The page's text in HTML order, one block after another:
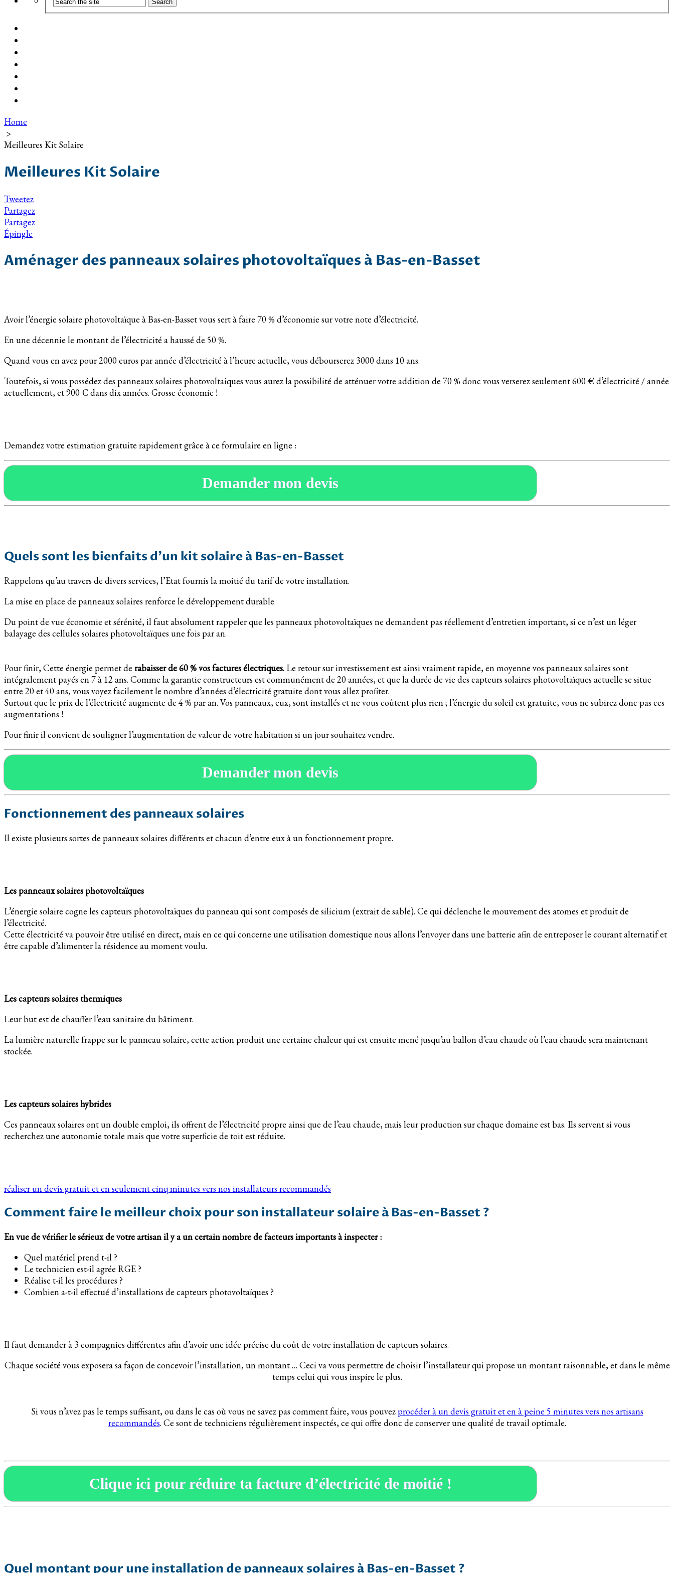
Home
>
Meilleures Kit Solaire
Meilleures Kit Solaire
Tweetez
Partagez
Partagez
Épingle
Aménager des panneaux solaires photovoltaïques à Bas-en-Basset
Avoir l’énergie solaire photovoltaïque à Bas-en-Basset vous sert à faire 70 % d’économie sur votre note d’électricité.
En une décennie le montant de l’électricité a haussé de 50 %.
Quand vous en avez pour 2000 euros par année d’électricité à l’heure actuelle, vous débourserez 3000 dans 10 ans.
Toutefois, si vous possédez des panneaux solaires photovoltaiques vous aurez la possibilité de atténuer votre addition de 70 % donc vous verserez seulement 600 € d’électricité / année
actuellement, et 900 € dans dix années. Grosse économie !
Demandez votre estimation gratuite rapidement grâce à ce formulaire en ligne :
Demander mon devis
Quels sont les bienfaits d’un kit solaire à Bas-en-Basset
Rappelons qu’au travers de divers services, l’Etat fournis la moitié du tarif de votre installation.
La mise en place de panneaux solaires renforce le développement durable
Du point de vue économie et sérénité, il faut absolument rappeler que les panneaux photovoltaïques ne demandent pas réellement d’entretien important, si ce n’est un léger
balayage des cellules solaires photovoltaïques une fois par an.
Pour finir, Cette énergie permet de rabaisser de 60 % vos factures électriques. Le retour sur investissement est ainsi vraiment rapide, en moyenne vos panneaux solaires sont
intégralement payés en 7 à 12 ans. Comme la garantie constructeurs est communément de 20 années, et que la durée de vie des capteurs solaires photovoltaïques actuelle se situe
entre 20 et 40 ans, vous voyez facilement le nombre d’années d’électricité gratuite dont vous allez profiter.
Surtout que le prix de l’électricité augmente de 4 % par an. Vos panneaux, eux, sont installés et ne vous coûtent plus rien ; l’énergie du soleil est gratuite, vous ne subirez donc pas ces
augmentations !
Pour finir il convient de souligner l’augmentation de valeur de votre habitation si un jour souhaitez vendre.
Demander mon devis
Fonctionnement des panneaux solaires
Il existe plusieurs sortes de panneaux solaires différents et chacun d’entre eux à un fonctionnement propre.
Les panneaux solaires photovoltaïques
L’énergie solaire cogne les capteurs photovoltaïques du panneau qui sont composés de silicium (extrait de sable). Ce qui déclenche le mouvement des atomes et produit de
l’électricité.
Cette électricité va pouvoir être utilisé en direct, mais en ce qui concerne une utilisation domestique nous allons l’envoyer dans une batterie afin de entreposer le courant alternatif et
être capable d’alimenter la résidence au moment voulu.
Les capteurs solaires thermiques
Leur but est de chauffer l’eau sanitaire du bâtiment.
La lumière naturelle frappe sur le panneau solaire, cette action produit une certaine chaleur qui est ensuite mené jusqu’au ballon d’eau chaude où l’eau chaude sera maintenant
stockée.
Les capteurs solaires hybrides
Ces panneaux solaires ont un double emploi, ils offrent de l’électricité propre ainsi que de l’eau chaude, mais leur production sur chaque domaine est bas. Ils servent si vous
recherchez une autonomie totale mais que votre superficie de toit est réduite.
réaliser un devis gratuit et en seulement cinq minutes vers nos installateurs recommandés
Comment faire le meilleur choix pour son installateur solaire à Bas-en-Basset ?
En vue de vérifier le sérieux de votre artisan il y a un certain nombre de facteurs importants à inspecter :
Quel matériel prend t-il ?
Le technicien est-il agrée RGE ?
Réalise t-il les procédures ?
Combien a-t-il effectué d’installations de capteurs photovoltaïques ?
Il faut demander à 3 compagnies différentes afin d’avoir une idée précise du coût de votre installation de capteurs solaires.
Chaque société vous exposera sa façon de concevoir l’installation, un montant … Ceci va vous permettre de choisir l’installateur qui propose un montant raisonnable, et dans le même
temps celui qui vous inspire le plus.
Si vous n’avez pas le temps suffisant, ou dans le cas où vous ne savez pas comment faire, vous pouvezprocéder à un devis gratuit et en à peine 5 minutes vers nos artisans
recommandés. Ce sont de techniciens régulièrement inspectés, ce qui offre donc de conserver une qualité de travail optimale.
Clique ici pour réduire ta facture d’électricité de moitié !
Quel montant pour une installation de panneaux solaires à Bas-en-Basset ?